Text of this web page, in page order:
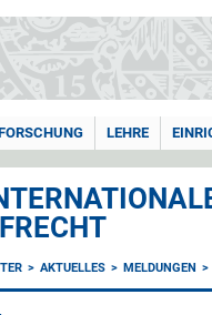
LEHRE
AKTUELLES MELDUNGEN